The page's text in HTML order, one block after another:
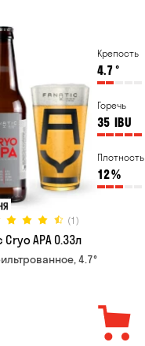
Крепость
4.7°
Горечь
35 IBU
Плотность
12%
(1)
APA 0.33л
4.7°